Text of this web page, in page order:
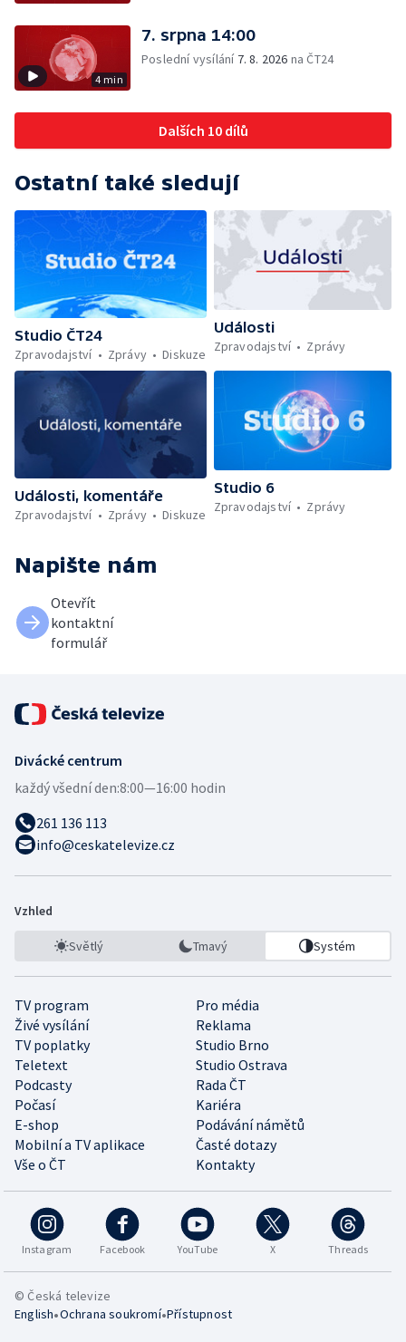
4 min
7. srpna 14:00
Poslední vysílání 7. 8. 2026 na ČT24
Dalších 10 dílů
Ostatní také sledují
Studio ČT24
Zpravodajství
Zprávy Diskuze
Události
Zpravodajství
Zprávy
Události, komentáře
Zpravodajství
Zprávy Diskuze
Studio 6
Zpravodajství
Zprávy
Napište nám
Otevřít
kontaktní
formulář
Divácké centrum
každý všední den:8:00—16:00 hodin
261 136 113
info@ceskatelevize.cz
Vzhled
Světlý Tmavý Systém
TV program
Pro média
Živé vysílání
Reklama
TV poplatky
Studio Brno
Teletext
Studio Ostrava
Podcasty
Rada ČT
Počasí
Kariéra
E-shop
Podávání námětů
Mobilní a TV aplikace
Časté dotazy
Vše o ČT
Kontakty
Instagram Facebook YouTube X Threads
© Česká televize
English•Ochrana soukromí•Přístupnost